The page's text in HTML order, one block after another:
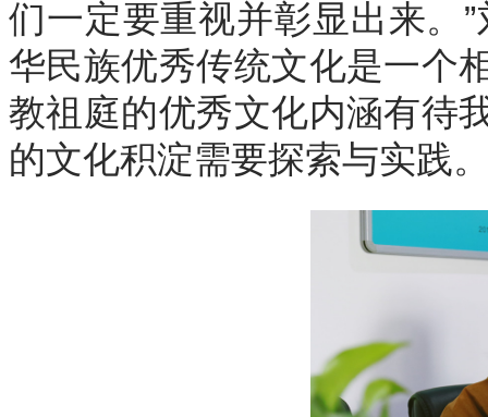
们一定要重视并彰显出来。
华民族优秀传统文化是一个
教祖庭的优秀文化内涵有待
的文化积淀需要探索与实践